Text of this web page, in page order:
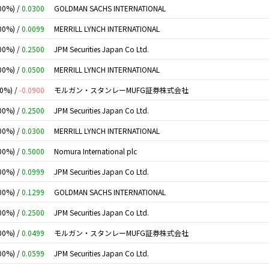
/0.0300 GOLDMAN SACHS INTERNATIONAL
/0.0099 MERRILL LYNCH INTERNATIONAL
/0.2500 JPM Securities Japan Co Ltd.
/0.0500 MERRILL LYNCH INTERNATIONAL
/-0.0900 モルガン・スタンレーMUFG証券株式会社
/0.2500 JPM Securities Japan Co Ltd.
/0.0300 MERRILL LYNCH INTERNATIONAL
/0.5000 Nomura International plc
/0.0999 JPM Securities Japan Co Ltd.
/0.1299 GOLDMAN SACHS INTERNATIONAL
/0.2500 JPM Securities Japan Co Ltd.
/0.0499 モルガン・スタンレーMUFG証券株式会社
/0.0599 JPM Securities Japan Co Ltd.